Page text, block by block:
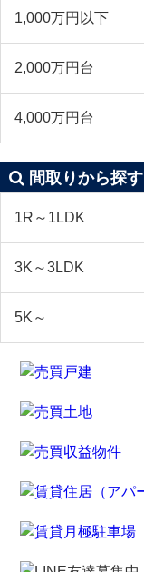
1,000万円以下
2,000万円台
4,000万円台
間取りから探す
1R～1LDK
3K～3LDK
5K～